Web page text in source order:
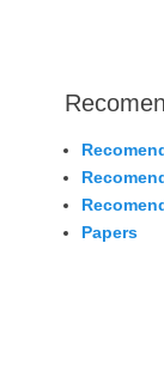
Papers